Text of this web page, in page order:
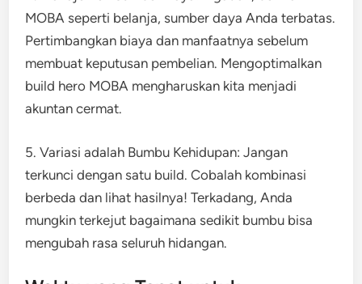
MOBA seperti belanja, sumber daya Anda terbatas.
Pertimbangkan biaya dan manfaatnya sebelum
membuat keputusan pembelian. Mengoptimalkan
build hero MOBA mengharuskan kita menjadi
akuntan cermat.
5. Variasi adalah Bumbu Kehidupan: Jangan
terkunci dengan satu build. Cobalah kombinasi
berbeda dan lihat hasilnya! Terkadang, Anda
mungkin terkejut bagaimana sedikit bumbu bisa
mengubah rasa seluruh hidangan.